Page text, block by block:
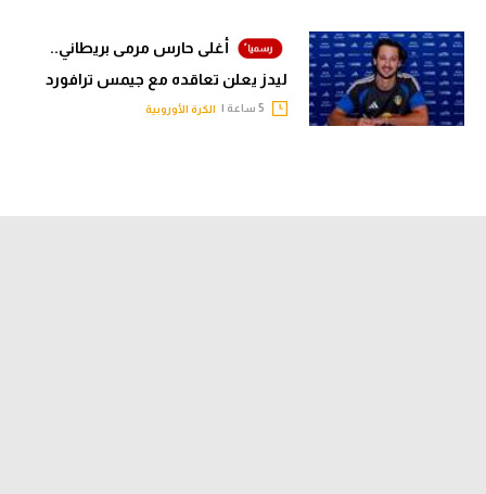
أغلى حارس مرمى بريطاني..
ليدز يعلن تعاقده مع جيمس ترافورد
الكرة الأوروبية